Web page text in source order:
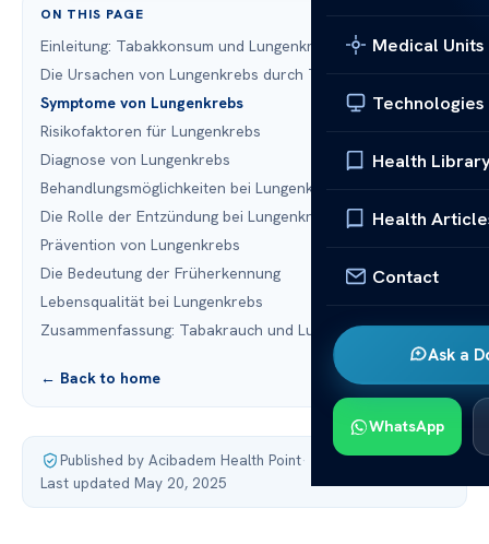
Medical Units
Technologies
Health
Health
Contact
Ask a
WhatsApp
ON THIS PAGE
Einleitung: Tabakkonsum und Lungenkrebs
Die Ursachen von Lungenkrebs durch Tabakrauch
Symptome von Lungenkrebs
Risikofaktoren für Lungenkrebs
Diagnose von Lungenkrebs
Behandlungsmöglichkeiten bei Lungenkrebs
Die Rolle der Entzündung bei Lungenkrebs
Prävention von Lungenkrebs
Die Bedeutung der Früherkennung
Lebensqualität bei Lungenkrebs
Zusammenfassung: Tabakrauch und Lungenkrebs
← Back to home
Published by Acibadem Health Point·
Last updated May 20, 2025